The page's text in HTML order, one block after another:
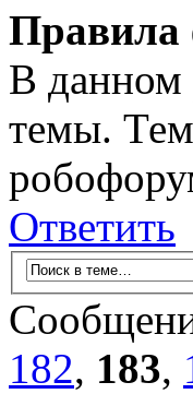
Правила
В данном
темы.
Ответить
182, 183,